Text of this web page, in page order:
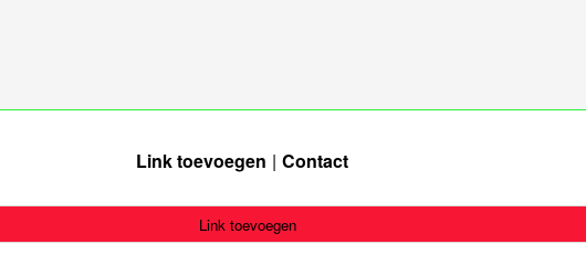
Link toevoegen Contact
Link toevoegen